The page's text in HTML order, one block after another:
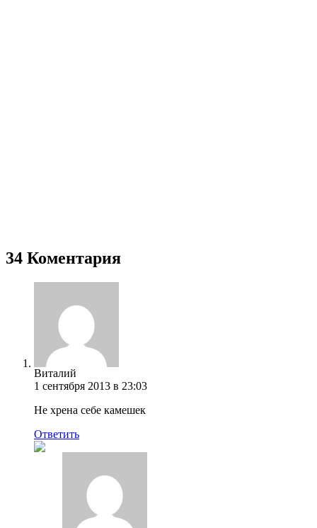
34 Коментария
Виталий
1 сентября 2013 в 23:03
Не хрена себе камешек
Ответить